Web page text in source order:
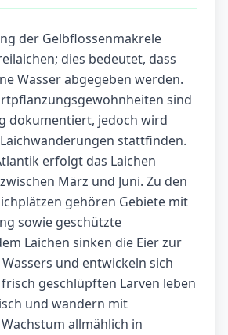
der Gelbflossenmakrele
dies bedeutet, dass
Wasser abgegeben werden.
sind
dokumentiert, jedoch wird
stattfinden.
erfolgt das Laichen
März und Juni. Zu den
gehören Gebiete mit
sowie geschützte
Laichen sinken die Eier zur
und entwickeln sich
geschlüpften Larven leben
und wandern mit
allmählich in